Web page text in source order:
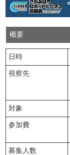
概要
日時
視察先
対象
参加費
募集人数